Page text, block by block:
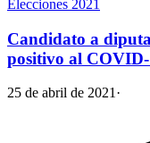
Elecciones 2021
Candidato a
positivo al
25 de abril de 2021 ·